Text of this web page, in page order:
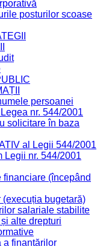
posturilor scoase
persoanei
nr. 544/2001
solicitare în baza
al Legii 544/2001
Legii nr. 544/2001
financiare (începând
bugetară)
salariale stabilite
alte drepturi
a finanțărilor